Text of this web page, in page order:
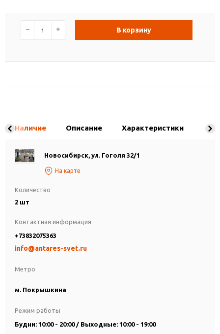
− + В корзину
Наличие Описание Характеристики
Новосибирск, ул. Гоголя 32/1
На карте
Количество
2 шт
Метро
м. Покрышкина
Контактная информация
+73832075363
info@antares-svet.ru
Режим работы
Будни: 10:00 - 20:00 / Выходные: 10:00 - 19:00